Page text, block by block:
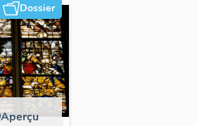
Dossier
Aperçu